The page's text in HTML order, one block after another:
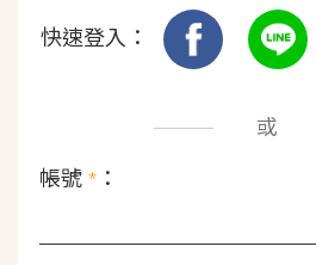
快速登入：
或
帳號 * ：